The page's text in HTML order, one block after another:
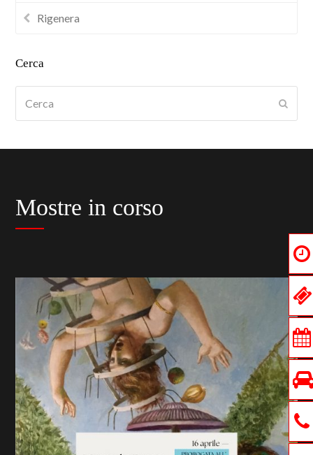
Rigenera
Cerca
Mostre in corso